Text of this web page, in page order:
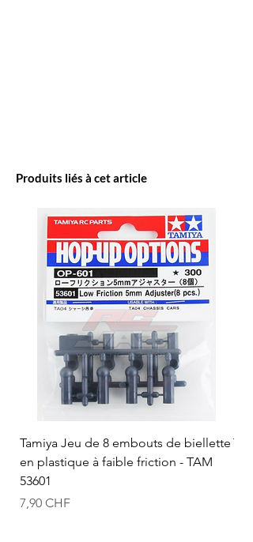
Produits liés à cet article
Tamiya Jeu de 8 embouts de biellette
en plastique à faible friction - TAM
53601
Prix
7,90 CHF